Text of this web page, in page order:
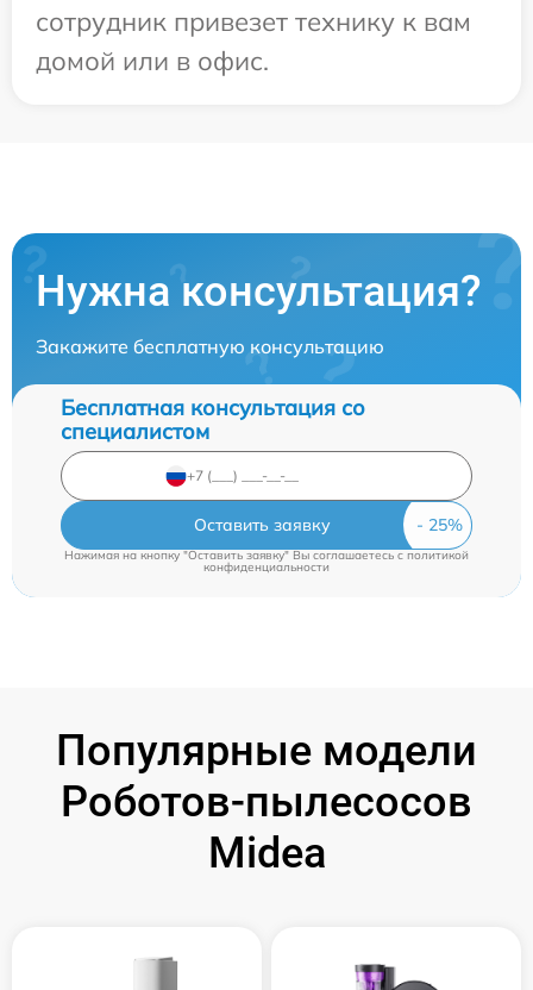
сотрудник привезет технику к вам
домой или в офис.
Нужна консультация?
Закажите бесплатную консультацию
Бесплатная консультация со
специалистом
Оставить заявку
Нажимая на кнопку "Оставить заявку" Вы соглашаетесь cполитикой
конфиденциальности
Популярные модели
Роботов-пылесосов
Midea